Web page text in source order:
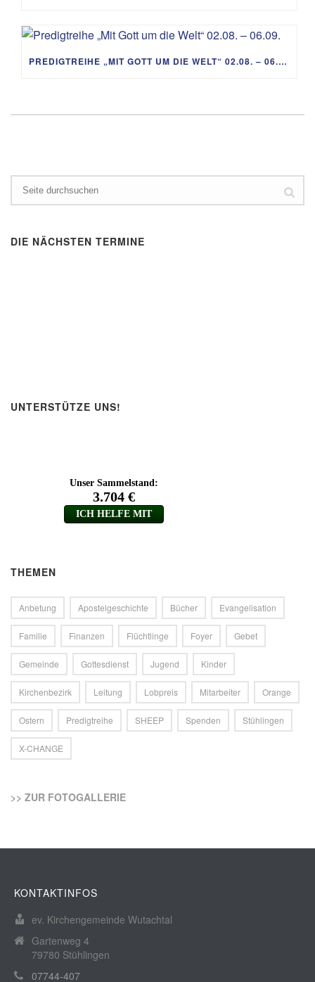
PREDIGTREIHE „MIT GOTT UM DIE WELT“ 02.08. – 06.09.
DIE NÄCHSTEN TERMINE
UNTERSTÜTZE UNS!
THEMEN
Anbetung Apostelgeschichte Bücher Evangelisation
Familie Finanzen Flüchtlinge Foyer Gebet
Gemeinde Gottesdienst Jugend Kinder
Kirchenbezirk Leitung Lobpreis Mitarbeiter Orange
Ostern Predigtreihe SHEEP Spenden Stühlingen
X-CHANGE
>> ZUR FOTOGALLERIE
KONTAKTINFOS
ev. Kirchengemeinde Wutachtal
Gartenweg 4
79780 Stühlingen
07744-407